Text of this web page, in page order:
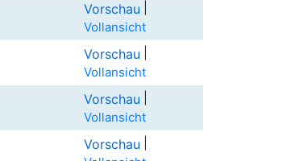
Vorschau
Vollansicht
Vorschau
Vollansicht
Vorschau
Vollansicht
Vorschau